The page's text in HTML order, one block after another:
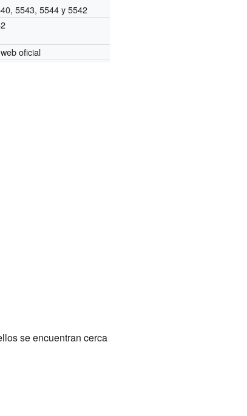
5543, 5544 y 5542
oficial
se encuentran cerca